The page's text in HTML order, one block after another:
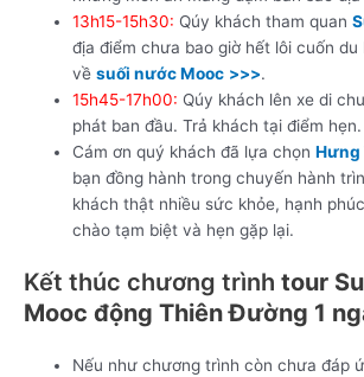
13h15-15h30: Qúy khách tham quan
địa điểm chưa bao giờ hết lôi cuốn du
vềsuối nước Mooc >>>.
15h45-17h00: Qúy khách lên xe di
phát ban đầu. Trả khách tại điểm hẹn.
Cám ơn quý khách đã lựa chọnHưng
bạn đồng hành trong chuyến hành
khách thật nhiều sức khỏe, hạnh
chào tạm biệt và hẹn gặp lại.
Kết thúc chương trình tour
Mooc động Thiên Đường 1
Nếu như chương trình còn chưa đáp